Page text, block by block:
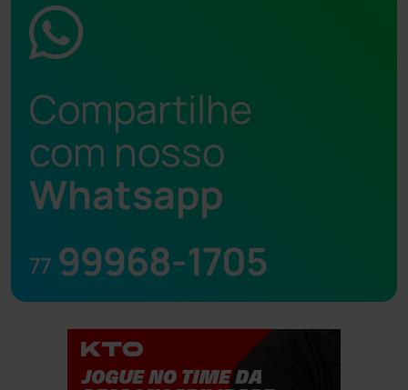
Compartilhe
com nosso
Whatsapp
77 99968-1705